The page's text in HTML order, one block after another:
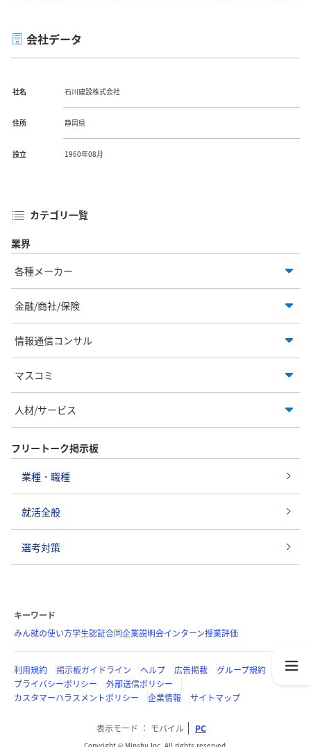
会社データ
社名 石川建設株式会社
住所 静岡県
設立 1960年08月
カテゴリ一覧
業界
各種メーカー
金融/商社/保険
情報通信コンサル
マスコミ
人材/サービス
フリートーク掲示板
業種・職種
就活全般
選考対策
キーワード
みん就の使い方学生認証合同企業説明会インターン授業評価
利用規約 掲示板ガイドライン ヘルプ 広告掲載
グループ規約
プライバシーポリシー
外部送信ポリシー
カスタマーハラスメントポリシー
企業情報 サイトマップ
表示モード モバイル PC